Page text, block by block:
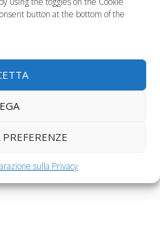
button at the bottom of the
sulla Privacy
di Natale per bambini
i papà è una specie di
nel neonato
“Lavoretti di
la pasta al